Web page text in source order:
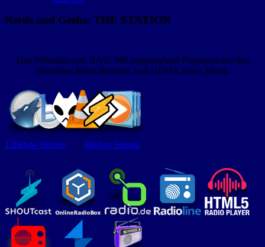
Nerds and Geeks: THE STATION
Das Webradio von NAG. Mit ausgesuchten Playlisten aus den
Bereichen Retro-Remixes und GEMA-freier Musik.
128kbps Stream 96kbps Stream